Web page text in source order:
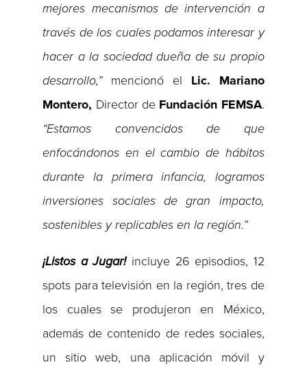
mejores mecanismos de intervención a
través de los cuales podamos interesar y
hacer a la sociedad dueña de su propio
desarrollo,”mencionó el Lic. Mariano
Montero, Director de Fundación FEMSA.
“Estamos convencidos de que
enfocándonos en el cambio de hábitos
durante la primera infancia, logramos
inversiones sociales de gran impacto,
sostenibles y replicables en la región.”
¡Listos a Jugar!incluye 26 episodios, 12
spots para televisión en la región, tres de
los cuales se produjeron en México,
además de contenido de redes sociales,
un sitio web, una aplicación móvil y